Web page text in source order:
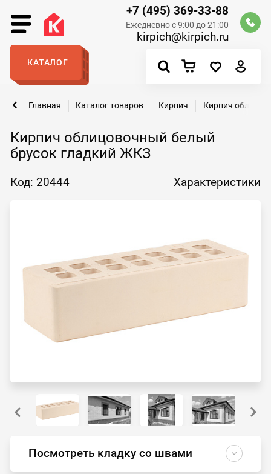
+7 (495) 369-33-88
Ежедневно с 9:00 до 21:00
kirpich@kirpich.ru
КАТАЛОГ
Кирпич облицовочный белый
брусок гладкий ЖКЗ
Главная Каталог товаров Кирпич Кирпич
Код: 20444 Характеристики
Посмотреть кладку со швами